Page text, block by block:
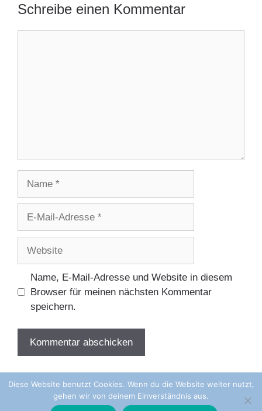
Schreibe einen Kommentar
Adresse
Name, E-Mail-Adresse und Website in diesem
Browser für meinen nächsten Kommentar
speichern.
© 2026 Kirchenmusik auf Norderney• Erstellt mit
Diese Website benutzt Cookies. Wenn du die Website weiter nutzt,
gehen wir von deinem Einverständnis aus.